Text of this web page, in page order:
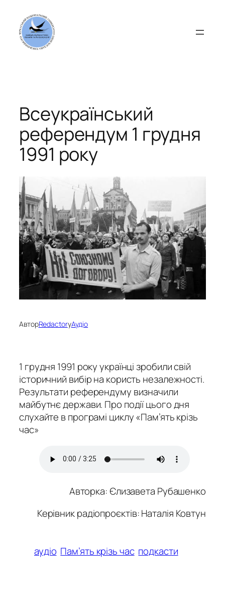
вмісту
Всеукраїнський
референдум 1 грудня
1991 року
АвторRedactorуАудіо
1 грудня 1991 року українці зробили свій
історичний вибір на користь незалежності.
Результати референдуму визначили
майбутнє держави. Про події цього дня
слухайте в програмі циклу «Пам’ять крізь
час»
Авторка:Єлизавета Рубашенко
Керівник радіопроєктів: Наталія Ковтун
аудіо Пам’ять крізь час подкасти